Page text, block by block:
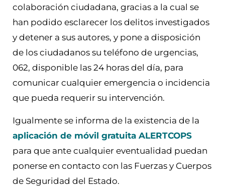
colaboración ciudadana, gracias a la cual se
han podido esclarecer los delitos investigados
y detener a sus autores, y pone a disposición
de los ciudadanos su teléfono de urgencias,
062, disponible las 24 horas del día, para
comunicar cualquier emergencia o incidencia
que pueda requerir su intervención.
Igualmente se informa de la existencia de la
aplicación de móvil gratuita ALERTCOPS
para que ante cualquier eventualidad puedan
ponerse en contacto con las Fuerzas y Cuerpos
de Seguridad del Estado.